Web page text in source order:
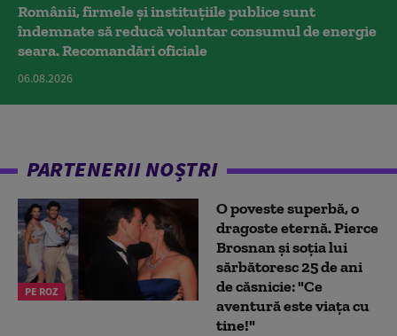
Românii, firmele și instituțiile publice sunt
îndemnate să reducă voluntar consumul de energie
seara. Recomandări oficiale
06.08.2026
PARTENERII NOȘTRI
PE ROZ
O poveste superbă, o
dragoste eternă. Pierce
Brosnan și soția lui
sărbătoresc 25 de ani
de căsnicie: "Ce
aventură este viața cu
tine!"